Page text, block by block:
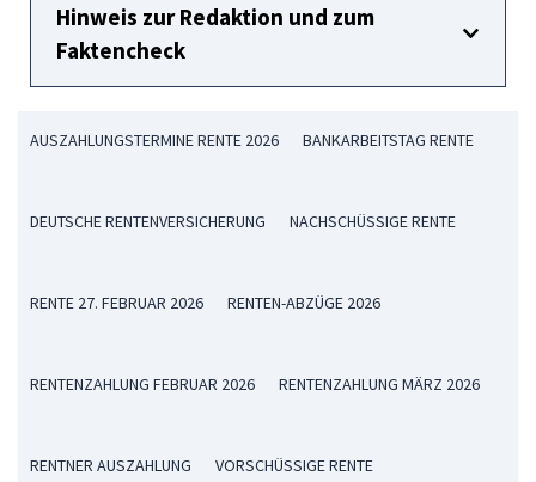
Hinweis zur Redaktion und zum
Faktencheck
AUSZAHLUNGSTERMINE RENTE 2026 BANKARBEITSTAG RENTE
DEUTSCHE RENTENVERSICHERUNG NACHSCHÜSSIGE RENTE
RENTE 27. FEBRUAR 2026 RENTEN-ABZÜGE 2026
RENTENZAHLUNG FEBRUAR 2026 RENTENZAHLUNG MÄRZ 2026
RENTNER AUSZAHLUNG VORSCHÜSSIGE RENTE